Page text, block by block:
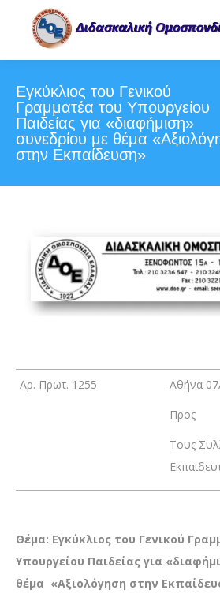
Εγκύκλιος του Γενικού
Γραμματέα του Υπουργείου
Παιδείας για «διαφήμιση»
συνεδρίου με θέμα
στην Εκπαίδευση»
Αρ. Πρωτ. 1255
Αθήνα
Προς
Τους
Θέμα: Εγκύκλιος του Γενικού
Υπουργείου Παιδείας για
θέμα «Αξιολόγηση στην